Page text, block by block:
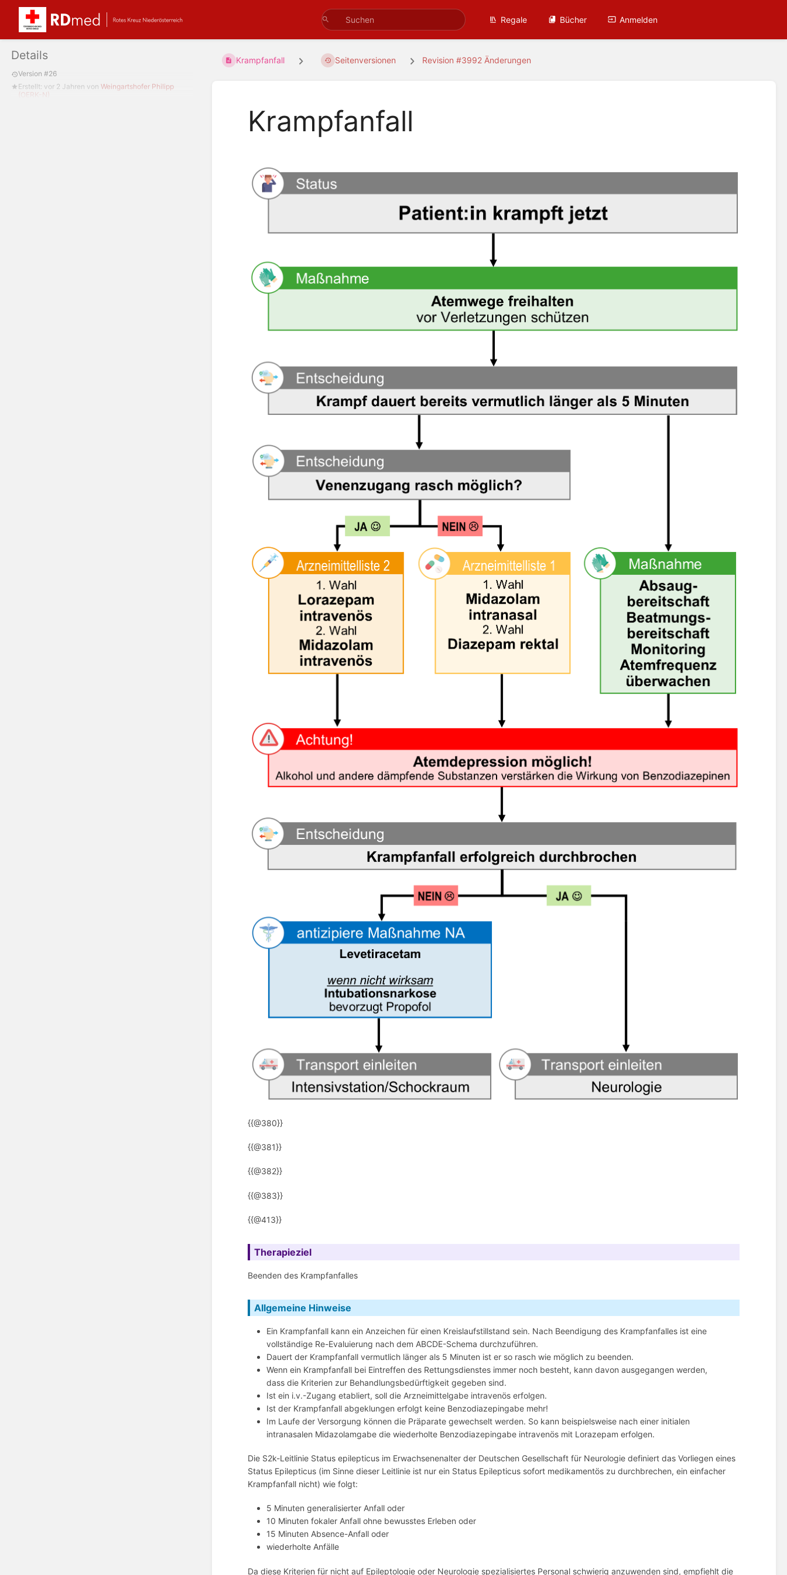
Regale Bücher Anmelden
Details
Version #26
Erstellt: vor 2 Jahren von Weingartshofer Philipp
(OERK-N)
Krampfanfall Seitenversionen Revision #3992 Änderungen
Krampfanfall
{{@380}}
{{@381}}
{{@382}}
{{@383}}
{{@413}}
Therapieziel
Beenden des Krampfanfalles
Allgemeine Hinweise
Ein Krampfanfall kann ein Anzeichen für einen Kreislaufstillstand sein. Nach Beendigung des Krampfanfalles ist eine
vollständige Re-Evaluierung nach dem ABCDE-Schema durchzuführen.
Dauert der Krampfanfall vermutlich länger als 5 Minuten ist er so rasch wie möglich zu beenden.
Wenn ein Krampfanfall bei Eintreffen des Rettungsdienstes immer noch besteht, kann davon ausgegangen werden,
dass die Kriterien zur Behandlungsbedürftigkeit gegeben sind.
Ist ein i.v.-Zugang etabliert, soll die Arzneimittelgabe intravenös erfolgen.
Ist der Krampfanfall abgeklungen erfolgt keine Benzodiazepingabe mehr!
Im Laufe der Versorgung können die Präparate gewechselt werden. So kann beispielsweise nach einer initialen
intranasalen Midazolamgabe die wiederholte Benzodiazepingabe intravenös mit Lorazepam erfolgen.
Die S2k-Leitlinie Status epilepticus im Erwachsenenalter der Deutschen Gesellschaft für Neurologie definiert das Vorliegen eines
Status Epilepticus (im Sinne dieser Leitlinie ist nur ein Status Epilepticus sofort medikamentös zu durchbrechen, ein einfacher
Krampfanfall nicht) wie folgt:
5 Minuten generalisierter Anfall oder
10 Minuten fokaler Anfall ohne bewusstes Erleben oder
15 Minuten Absence-Anfall oder
wiederholte Anfälle
Da diese Kriterien für nicht auf Epileptologie oder Neurologie spezialisiertes Personal schwierig anzuwenden sind, empfiehlt die